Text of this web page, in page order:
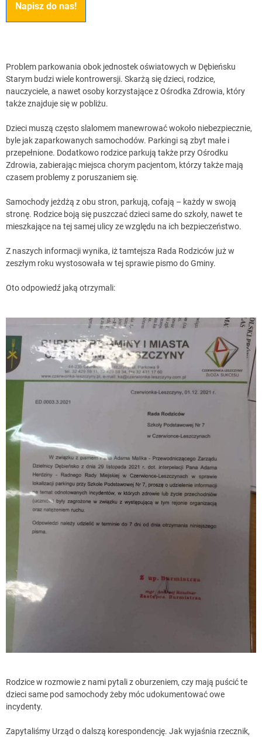
Napisz do nas!
Problem parkowania obok jednostek oświatowych w Dębieńsku
Starym budzi wiele kontrowersji. Skarżą się dzieci, rodzice,
nauczyciele, a nawet osoby korzystające z Ośrodka Zdrowia, który
także znajduje się w pobliżu.
Dzieci muszą często slalomem manewrować wokoło niebezpiecznie,
byle jak zaparkowanych samochodów. Parkingi są zbyt małe i
przepełnione. Dodatkowo rodzice parkują także przy Ośrodku
Zdrowia, zabierając miejsca chorym pacjentom, którzy także mają
czasem problemy z poruszaniem się.
Samochody jeżdżą z obu stron, parkują, cofają – każdy w swoją
stronę. Rodzice boją się puszczać dzieci same do szkoły, nawet te
mieszkające na tej samej ulicy ze względu na ich bezpieczeństwo.
Z naszych informacji wynika, iż tamtejsza Rada Rodziców już w
zeszłym roku wystosowała w tej sprawie pismo do Gminy.
Oto odpowiedź jaką otrzymali:
Rodzice w rozmowie z nami pytali z oburzeniem, czy mają puścić te
dzieci same pod samochody żeby móc udokumentować owe
incydenty.
Zapytaliśmy Urząd o dalszą korespondencję. Jak wyjaśnia rzecznik,